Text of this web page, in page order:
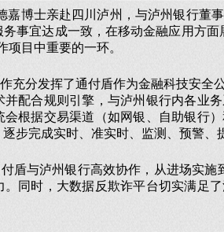
嘉博士亲赴四川泸州，与泸州银行董
事宜达成一致，在移动金融应用方
项目中重要的一环。
充分发挥了通付盾作为金融科技安全
配合规则引擎，与泸州银行内各业
根据交易渠道（如网银、自助银行
步完成实时、准实时、监测、预警、
盾与泸州银行高效协作，从进场实
同时，大数据反欺诈平台切实满足